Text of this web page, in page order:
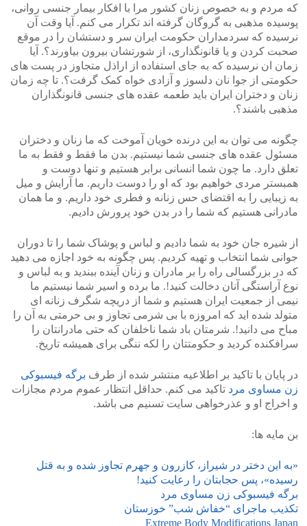
که مردم و به خصوص زنان کشور مرا با افکار بیمار جنسی روانی،
پوسیده مذهبی به گروگان گرفته اند تکرار می کنم. آیا وقت آن
نرسیده که سردمداران حکومت ایران سر و دستشان را در موقع
صحبت کردن و یا قانونگذاری، از شورتشان بیرون بیاورند؟. آیا
زمان ان نرسیده که به جای استفاده از اراذل متجاوز در پست های
حکومتی از جوا نان دلسوز و آزادی خواه کمک گرفت؟. تا چه زمان
زنان و دختران ایران باید طعمه عقده های جنسی قانونگذاران
مذهبی باشند؟.
چگونه می توان به این درنده خویان آموخت که ما زنان و دختران
مسئول عقده های جنسی شما نیستیم. بدن ما فقط و فقط به ما
تعلق دارد. ما چون شما انسانی برابر هستیم و تنها دوست و
همبستر مردی خواهیم بود که او را دوست داریم. ما آرایش و میل
به زیبایی را به اقتضای حس زنانه و فطری خود داریم. و ما همان
مادرانی هستیم که شما را در بدن خود پرورش دادیم.
از شیره جان خود به شما دادیم و لباس و پوشاک شما را تا دوران
جوانی شما انتخاب و تهیه کردیم. پس چگونه به خود اجازه می دهید
که در بزرگسالی راه را بر مادران و زنان آینده ببندید و به لباس و
نوع آراستگی آنان دخالت کنید!. ما برده و اسیر شما نیستیم ما
نیمی از جمعیت ایران هستیم و شما از دریچه شگرف زنانه ای
متولد شده اید که امروزه با بی شرمی تجاوز و بی حرمتی به آن را
مباح می دانید!. شرمتان باد شما ناخلفان که حتی مادرانتان را
سرافکنده کردید و حکومتتان را لکه ننگی برای همیشه تاریخ.
در پایان با تاکید بر اطلاعیه منتشر شده از طرف برگه فیسبوکی
زن مساوی مرد تاکید می کنم. حداقل انتظار عموم مردم مجازات
و اخراج او و عذرخواهی سایت تسنیم می باشد.
بن مایه ها:
«به این دختر در شیراز، کازرون و جهرم تجاوز شده و به قتل
رسیده»، پس حجابتان را رعایت کنید!
برگه فیسبوکی زن مساوی مرد
تکذیب ماجرای “خفاش شب” خوزستان
Extreme Body Modifications Japan